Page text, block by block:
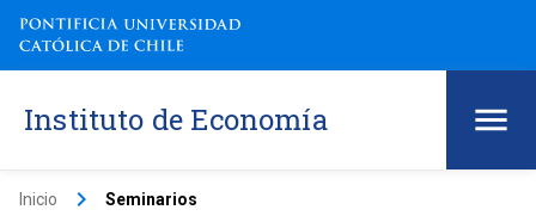
Instituto de Economía
Inicio keyboard_arrow_right Seminarios